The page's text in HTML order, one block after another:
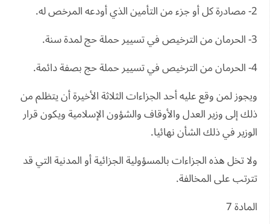
2- مصادرة كل أو جزء من التأمين الذي أودعه المرخص له.
3- الحرمان من الترخيص في تسيير حملة حج لمدة سنة.
4- الحرمان من الترخيص في تسيير حملة حج بصفة دائمة.
ويجوز لمن وقع عليه أحد الجزاءات الثلاثة الأخيرة أن يتظلم من
ذلك إلى وزير العدل والأوقاف والشؤون الإسلامية ويكون قرار
الوزير في ذلك الشأن نهائيا.
ولا تخل هذه الجزاءات بالمسؤولية الجزائية أو المدنية التي قد
تترتب على المخالفة.
المادة 7